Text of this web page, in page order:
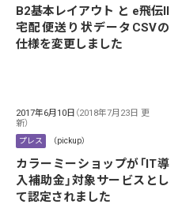
B2基本レイアウト と e飛伝II
宅配便送り状データCSVの
仕様を変更しました
2017年6月10日 （2018年7月23日 更
新）
プレス （pickup）
カラーミーショップが「IT導
入補助金」対象サービスとし
て認定されました